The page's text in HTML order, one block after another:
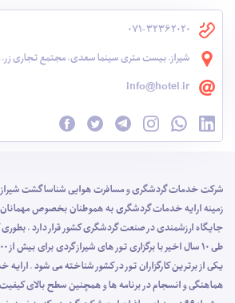
071-32362020
شیراز، بیست متری سینما سعدی، مجتمع تجاری زر،
info@hotel.ir
زمینه ارایه خدمات گردشگری به هموطنان بخصوص مهمانان
جایگاه ارزشمندی در صنعت گردشگری کشور قرار دارد ، بطوری
یکی از برترین کارگزاران تور در کشور شناخته می شود . ارایه
هماهنگی و انسجام در برنامه ها و همچنین سطح بالای